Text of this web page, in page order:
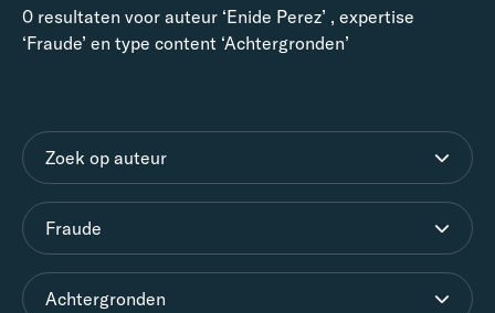
0 resultaten voor auteur ‘Enide Perez’ , expertise
‘Fraude’ en type content ‘Achtergronden’
Zoek op auteur
Fraude
Achtergronden